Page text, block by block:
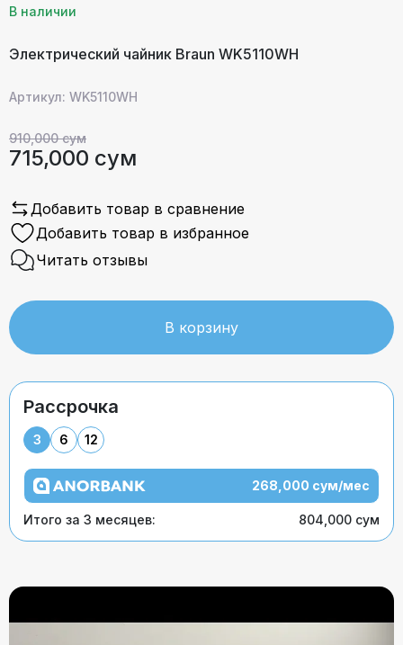
В наличии
Электрический чайник Braun WK5110WH
Артикул: WK5110WH
910,000 сум
715,000 сум
Добавить товар в сравнение
Добавить товар в избранное
Читать отзывы
В корзину
Рассрочка
3 6 12
268,000 сум/мес
Итого за 3 месяцев: 804,000 сум